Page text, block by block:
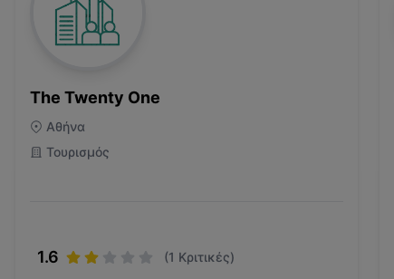
The Twenty One
Αθήνα
Τουρισμός
1.6 (1 Κριτικές)